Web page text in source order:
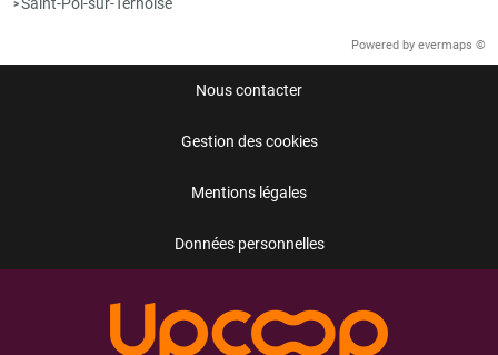
>Saint-Pol-sur-Ternoise
Powered by evermaps ©
Nous contacter
Gestion des cookies
Mentions légales
Données personnelles